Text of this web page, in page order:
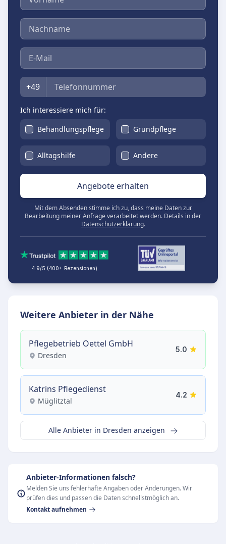
Nachname
E-Mail
Telefon
+49
Ich interessiere mich für:
Behandlungspflege
Grundpflege
Alltagshilfe Andere
Angebote erhalten
Mit dem Absenden stimme ich zu, dass meine Daten zur
Bearbeitung meiner Anfrage verarbeitet werden. Details in der
Datenschutzerklärung.
4.9/5 (400+ Rezensionen)
Weitere Anbieter in der Nähe
Pflegebetrieb Oettel GmbH
Dresden
5.0
Katrins Pflegedienst
Müglitztal
4.2
Alle Anbieter in Dresden anzeigen
Anbieter-Informationen falsch?
Melden Sie uns fehlerhafte Angaben oder Änderungen. Wir
prüfen dies und passen die Daten schnellstmöglich an.
Kontakt aufnehmen